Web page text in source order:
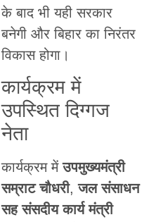
के बाद भी यही सरकार
बनेगी और बिहार का निरंतर
विकास होगा।
कार्यक्रम में
उपस्थित दिग्गज
नेता
कार्यक्रम मेंउपमुख्यमंत्री
सम्राट चौधरी,जल संसाधन
सह संसदीय कार्य मंत्री